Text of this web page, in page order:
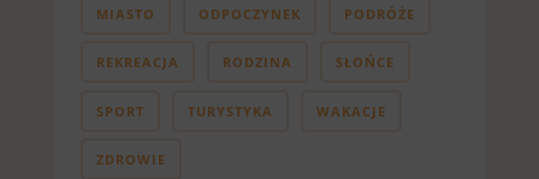
MIASTO ODPOCZYNEK PODRÓŻE
REKREACJA RODZINA SŁOŃCE
SPORT TURYSTYKA WAKACJE
ZDROWIE